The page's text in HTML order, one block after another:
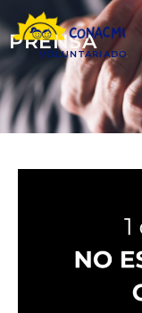
VOLUNTARIADO
PRENSA